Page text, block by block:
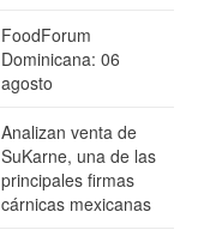
FoodForum
Dominicana: 06
agosto
Analizan venta de
SuKarne, una de las
principales firmas
cárnicas mexicanas